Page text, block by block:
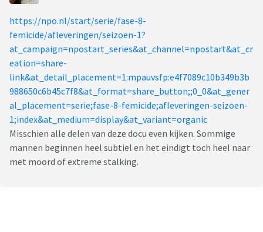
https://npo.nl/start/serie/fase-8-
femicide/afleveringen/seizoen-1?
at_campaign=npostart_series&at_channel=npostart&at_cr
eation=share-
link&at_detail_placement=1:mpauvsfp:e4f7089c10b349b3b
988650c6b45c7f8&at_format=share_button;;0_0&at_gener
al_placement=serie;fase-8-femicide;afleveringen-seizoen-
1;index&at_medium=display&at_variant=organic
Misschien alle delen van deze docu even kijken. Sommige
mannen beginnen heel subtiel en het eindigt toch heel naar
met moord of extreme stalking.